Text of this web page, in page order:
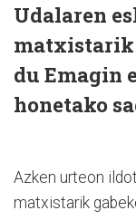
Udalaren
matxistarik
du Emagin
honetako
Azken urteon
matxistarik